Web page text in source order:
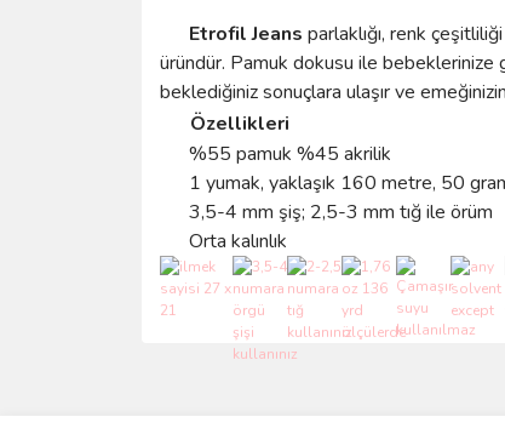
Etrofil Jeans parlaklığı, renk
üründür. Pamuk dokusu ile bebeklerinize
beklediğiniz sonuçlara ulaşır ve emeğinizin
Özellikleri
%55 pamuk %45 akrilik
1 yumak, yaklaşık 160 metre, 50
3,5-4 mm şiş; 2,5-3 mm tığ ile örüm
Orta kalınlık